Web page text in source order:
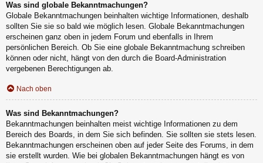
Was sind globale Bekanntmachungen?
Globale Bekanntmachungen beinhalten wichtige Informationen, deshalb
sollten Sie sie so bald wie möglich lesen. Globale Bekanntmachungen
erscheinen ganz oben in jedem Forum und ebenfalls in Ihrem
persönlichen Bereich. Ob Sie eine globale Bekanntmachung schreiben
können oder nicht, hängt von den durch die Board-Administration
vergebenen Berechtigungen ab.
Nach oben
Was sind Bekanntmachungen?
Bekanntmachungen beinhalten meist wichtige Informationen zu dem
Bereich des Boards, in dem Sie sich befinden. Sie sollten sie stets lesen.
Bekanntmachungen erscheinen oben auf jeder Seite des Forums, in dem
sie erstellt wurden. Wie bei globalen Bekanntmachungen hängt es von